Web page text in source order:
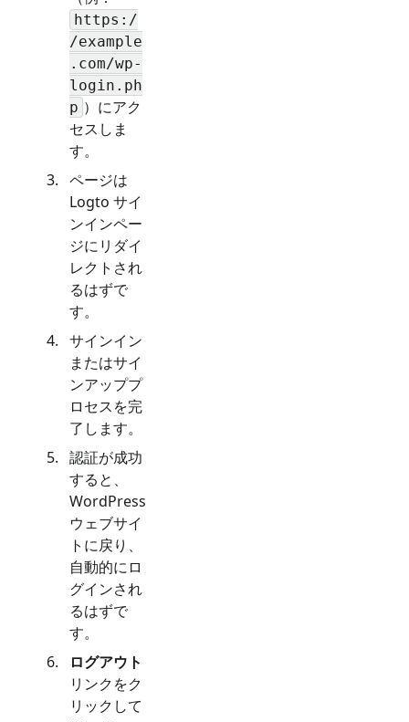
https:/
/example
.com/wp-
login.ph
p ）にアク
セスしま
す。
ページは
Logto サイ
ンインペー
ジにリダイ
レクトされ
るはずで
す。
サインイン
またはサイ
ンアッププ
ロセスを完
了します。
認証が成功
すると、
WordPress
ウェブサイ
トに戻り、
自動的にロ
グインされ
るはずで
す。
ログアウト
リンクをク
リックして